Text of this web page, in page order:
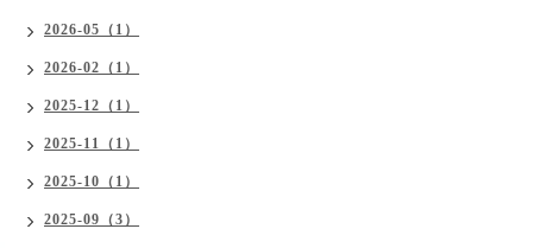
2026-05（1）
2026-02（1）
2025-12（1）
2025-11（1）
2025-10（1）
2025-09（3）